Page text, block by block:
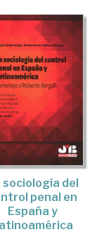
sociología del
penal en
España y